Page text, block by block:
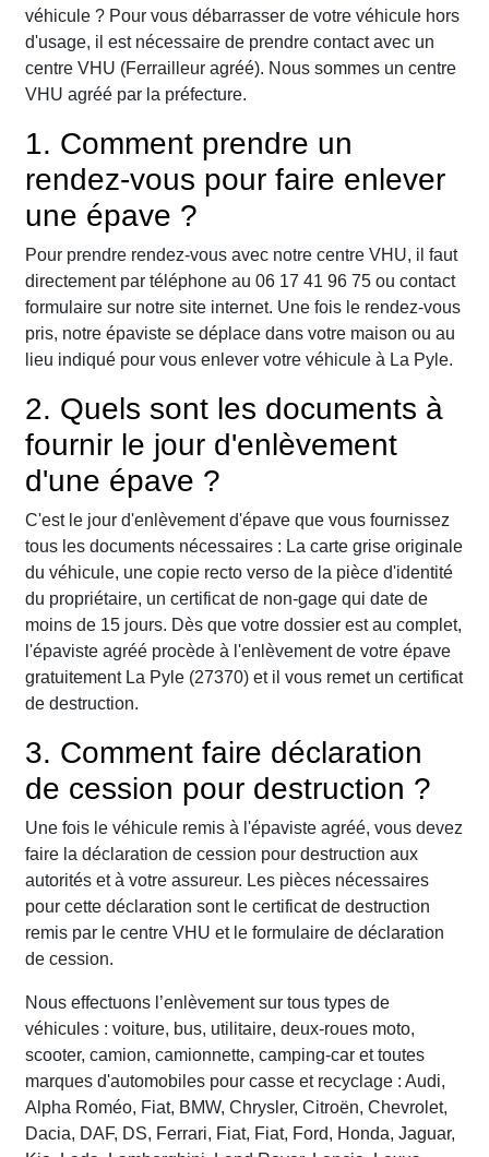
véhicule ? Pour vous débarrasser de votre véhicule hors
d'usage, il est nécessaire de prendre contact avec un
centre VHU (Ferrailleur agréé). Nous sommes un centre
VHU agréé par la préfecture.
1. Comment prendre un
rendez-vous pour faire enlever
une épave ?
Pour prendre rendez-vous avec notre centre VHU, il faut
directement par téléphone au 06 17 41 96 75 ou contact
formulaire sur notre site internet. Une fois le rendez-vous
pris, notre épaviste se déplace dans votre maison ou au
lieu indiqué pour vous enlever votre véhicule à La Pyle.
2. Quels sont les documents à
fournir le jour d'enlèvement
d'une épave ?
C'est le jour d'enlèvement d'épave que vous fournissez
tous les documents nécessaires : La carte grise originale
du véhicule, une copie recto verso de la pièce d'identité
du propriétaire, un certificat de non-gage qui date de
moins de 15 jours. Dès que votre dossier est au complet,
l'épaviste agréé procède à l'enlèvement de votre épave
gratuitement La Pyle (27370) et il vous remet un certificat
de destruction.
3. Comment faire déclaration
de cession pour destruction ?
Une fois le véhicule remis à l'épaviste agréé, vous devez
faire la déclaration de cession pour destruction aux
autorités et à votre assureur. Les pièces nécessaires
pour cette déclaration sont le certificat de destruction
remis par le centre VHU et le formulaire de déclaration
de cession.
Nous effectuons l’enlèvement sur tous types de
véhicules : voiture, bus, utilitaire, deux-roues moto,
scooter, camion, camionnette, camping-car et toutes
marques d'automobiles pour casse et recyclage : Audi,
Alpha Roméo, Fiat, BMW, Chrysler, Citroën, Chevrolet,
Dacia, DAF, DS, Ferrari, Fiat, Fiat, Ford, Honda, Jaguar,